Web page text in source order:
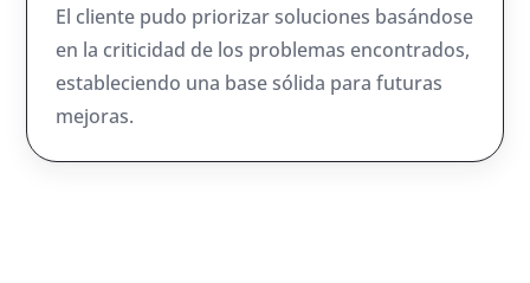
El cliente pudo priorizar soluciones basándose
en la criticidad de los problemas encontrados,
estableciendo una base sólida para futuras
mejoras.